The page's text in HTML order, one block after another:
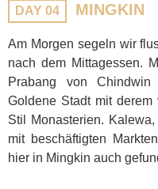
DAY 04 MINGKIN
Am Morgen segeln wir
nach dem Mittagessen.
Prabang von
Goldene Stadt mit
Stil Monasterien.
mit beschäftigten
hier in Mingkin auch